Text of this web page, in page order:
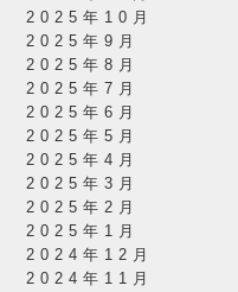
2025年10月
2025年9月
2025年8月
2025年7月
2025年6月
2025年5月
2025年4月
2025年3月
2025年2月
2025年1月
2024年12月
2024年11月